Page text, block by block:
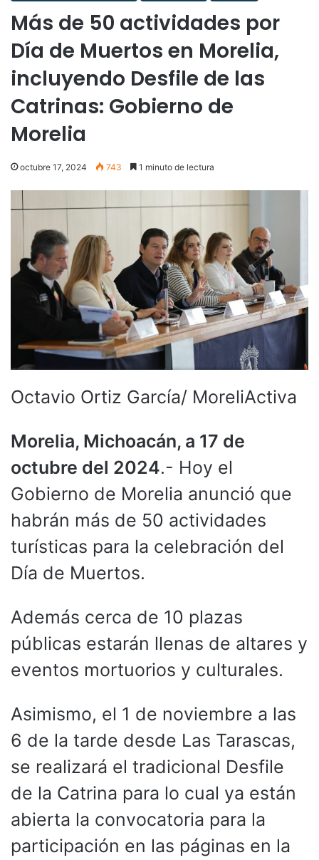
Más de 50 actividades por
Día de Muertos en Morelia,
incluyendo Desfile de las
Catrinas: Gobierno de
Morelia
octubre 17, 2024 743 1 minuto de lectura
Octavio Ortiz García/ MoreliActiva
Morelia, Michoacán, a 17 de
octubre del 2024.- Hoy el
Gobierno de Morelia anunció que
habrán más de 50 actividades
turísticas para la celebración del
Día de Muertos.
Además cerca de 10 plazas
públicas estarán llenas de altares y
eventos mortuorios y culturales.
Asimismo, el 1 de noviembre a las
6 de la tarde desde Las Tarascas,
se realizará el tradicional Desfile
de la Catrina para lo cual ya están
abierta la convocatoria para la
participación en las páginas en la